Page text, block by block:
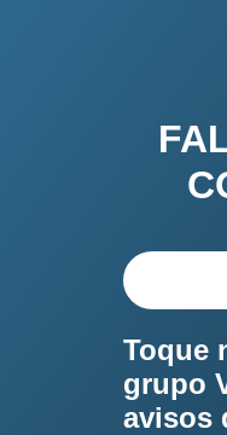
Toque
grupo
avisos